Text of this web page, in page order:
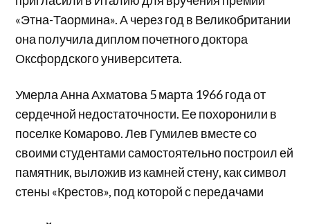
«Этна-Таормина». А через год в Великобритании
она получила диплом почетного доктора
Оксфордского университета.
Умерла Анна Ахматова 5 марта 1966 года от
сердечной недостаточности. Ее похоронили в
поселке Комарово. Лев Гумилев вместе со
своими студентами самостоятельно построил ей
памятник, выложив из камней стену, как символ
стены «Крестов», под которой с передачами